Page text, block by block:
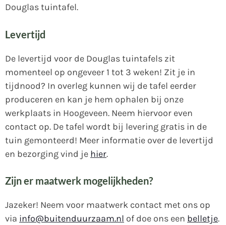
Douglas tuintafel.
Levertijd
De levertijd voor de Douglas tuintafels zit
momenteel op ongeveer 1 tot 3 weken! Zit je in
tijdnood? In overleg kunnen wij de tafel eerder
produceren en kan je hem ophalen bij onze
werkplaats in Hoogeveen. Neem hiervoor even
contact op. De tafel wordt bij levering gratis in de
tuin gemonteerd! Meer informatie over de levertijd
en bezorging vind je hier.
Zijn er maatwerk mogelijkheden?
Jazeker! Neem voor maatwerk contact met ons op
via info@buitenduurzaam.nl of doe ons een belletje.